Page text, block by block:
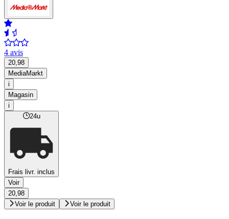
4 avis
20,98
MediaMarkt
i
Magasin
i
24u
Frais livr. inclus
Voir
20,98
Voir le produit
Voir le produit